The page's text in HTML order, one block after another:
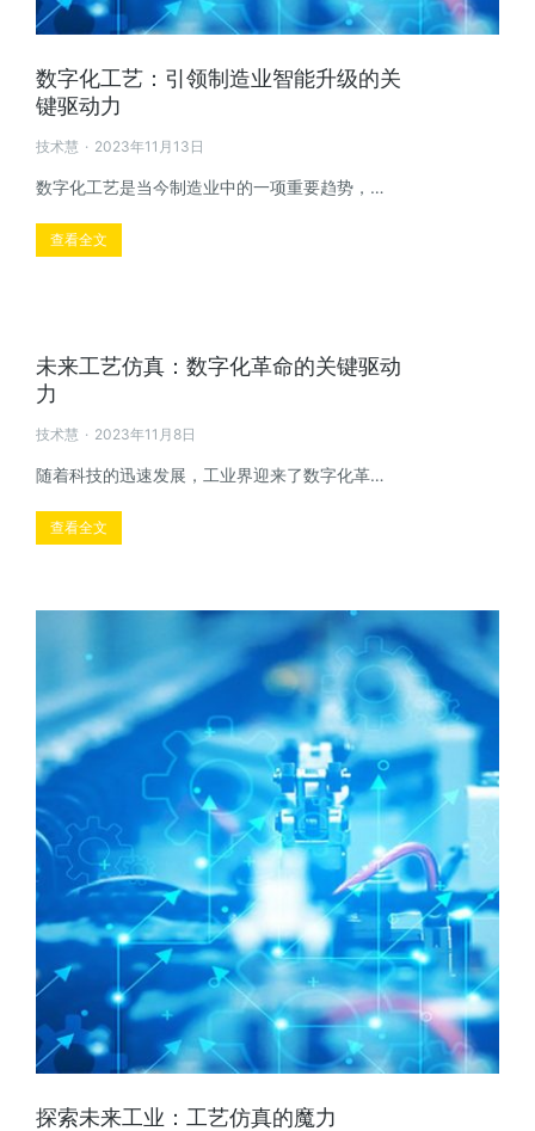
数字化工艺：引领制造业智能升级的关
键驱动力
技术慧 2023年11月13日
数字化工艺是当今制造业中的一项重要趋势，…
查看全文
未来工艺仿真：数字化革命的关键驱动
力
技术慧 2023年11月8日
随着科技的迅速发展，工业界迎来了数字化革…
查看全文
探索未来工业：工艺仿真的魔力